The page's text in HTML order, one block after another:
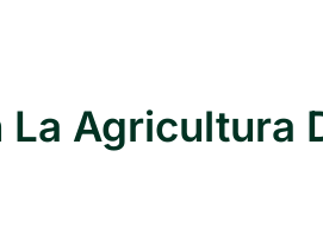
La Agricultura